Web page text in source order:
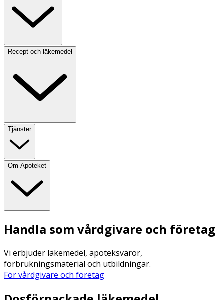
Recept och läkemedel
Tjänster
Om Apoteket
Handla som vårdgivare och företag
Vi erbjuder läkemedel, apoteksvaror,
förbrukningsmaterial och utbildningar.
För vårdgivare och företag